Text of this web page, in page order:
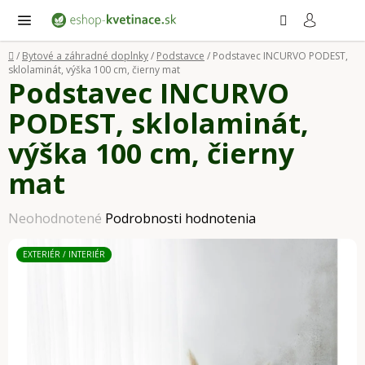
obsah
Domov
/ Bytové a záhradné doplnky/ Podstavce / Podstavec INCURVO PODEST,
sklolaminát, výška 100 cm, čierny mat
Podstavec INCURVO
PODEST, sklolaminát,
výška 100 cm, čierny
mat
Priemerné
produktu
Neohodnotené Podrobnosti hodnotenia
EXTERIÉR / INTERIÉR